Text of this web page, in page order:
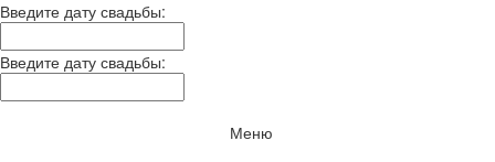
Введите дату свадьбы:
Введите дату свадьбы:
Меню